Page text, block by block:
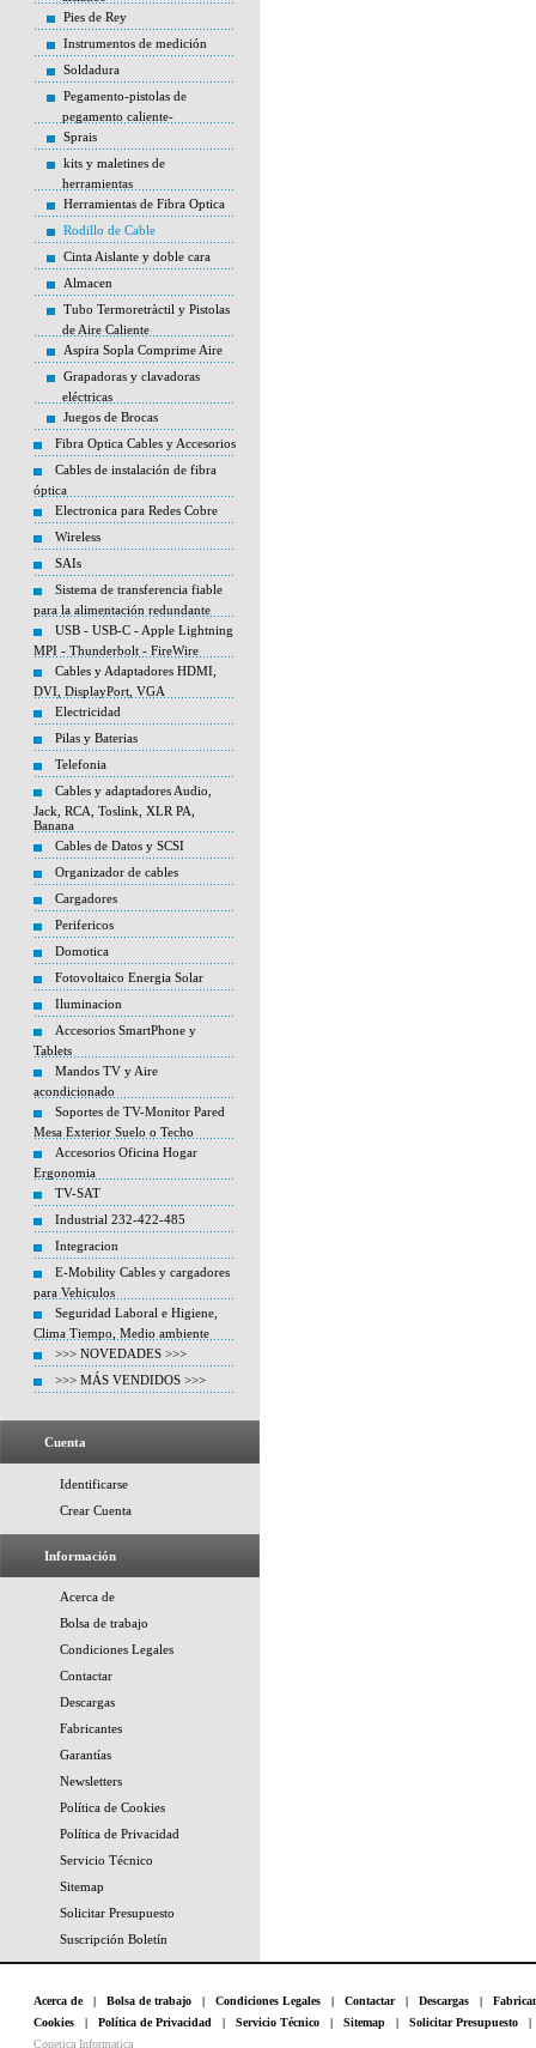
Pies de Rey
Instrumentos de medición
Soldadura
Pegamento-pistolas de
pegamento caliente-
Sprais
kits y maletines de
herramientas
Herramientas de Fibra Optica
Rodillo de Cable
Cinta Aislante y doble cara
Almacen
Tubo Termoretràctil y Pistolas
de Aire Caliente
Aspira Sopla Comprime Aire
Grapadoras y clavadoras
eléctricas
Juegos de Brocas
Fibra Optica Cables y Accesorios
Cables de instalación de fibra
óptica
Electronica para Redes Cobre
Wireless
SAIs
Sistema de transferencia fiable
para la alimentación redundante
USB - USB-C - Apple Lightning
MPI - Thunderbolt - FireWire
Cables y Adaptadores HDMI,
DVI, DisplayPort, VGA
Electricidad
Pilas y Baterias
Telefonia
Cables y adaptadores Audio,
Jack, RCA, Toslink, XLR PA,
Banana
Cables de Datos y SCSI
Organizador de cables
Cargadores
Perifericos
Domotica
Fotovoltaico Energia Solar
Iluminacion
Accesorios SmartPhone y
Tablets
Mandos TV y Aire
acondicionado
Soportes de TV-Monitor Pared
Mesa Exterior Suelo o Techo
Accesorios Oficina Hogar
Ergonomia
TV-SAT
Industrial 232-422-485
Integracion
E-Mobility Cables y cargadores
para Vehiculos
Seguridad Laboral e Higiene,
Clima Tiempo, Medio ambiente
>>> NOVEDADES >>>
>>> MÁS VENDIDOS >>>
Cuenta
Identificarse
Crear Cuenta
Información
Acerca de
Bolsa de trabajo
Condiciones Legales
Contactar
Descargas
Fabricantes
Garantías
Newsletters
Política de Cookies
Política de Privacidad
Servicio Técnico
Sitemap
Solicitar Presupuesto
Suscripción Boletín
Acerca de| Bolsa de trabajo | Condiciones Legales | Contactar| Descargas |
Cookies | Política de Privacidad | Servicio Técnico | Sitemap | Solicitar Presupuesto
Conetica Informatica